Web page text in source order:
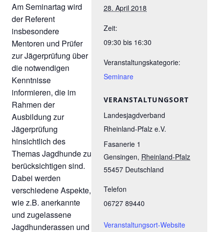
Am Seminartag wird
der Referent
insbesondere
Mentoren und Prüfer
zur Jägerprüfung über
die notwendigen
Kenntnisse
informieren, die im
Rahmen der
Ausbildung zur
Jägerprüfung
hinsichtlich des
Themas Jagdhunde zu
berücksichtigen sind.
Dabei werden
verschiedene Aspekte,
wie z.B. anerkannte
und zugelassene
Jagdhunderassen und
28. April 2018
Zeit:
09:30 bis 16:30
Veranstaltungskategorie:
Seminare
VERANSTALTUNGSORT
Landesjagdverband
Rheinland-Pfalz e.V.
Fasanerie 1
Gensingen, Rheinland-Pfalz
55457 Deutschland
Telefon
06727 89440
Veranstaltungsort-Website